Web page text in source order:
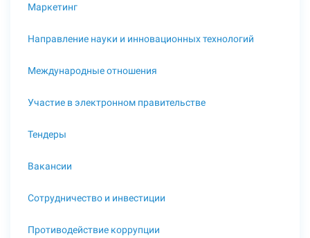
Маркетинг
Направление науки и инновационных технологий
Международные отношения
Участие в электронном правительстве
Тендеры
Вакансии
Сотрудничество и инвестиции
Противодействие коррупции